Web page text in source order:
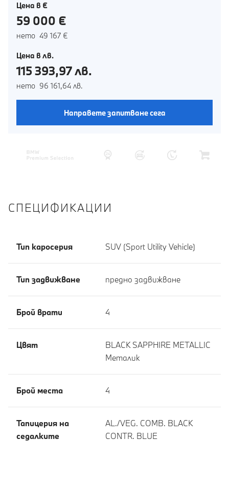
Цена в €
59 000 €
нето 49 167 €
Цена в лв.
115 393,97 лв.
нето 96 161,64 лв.
Направете запитване сега
СПЕЦИФИКАЦИИ
Тип каросерия SUV (Sport Utility Vehicle)
Тип задвижване предно задвижване
Брой врати 4
Цвят
BLACK SAPPHIRE METALLIC
Meталик
Брой места 4
Тапицерия на
седалките
AL./VEG. COMB. BLACK
CONTR. BLUE